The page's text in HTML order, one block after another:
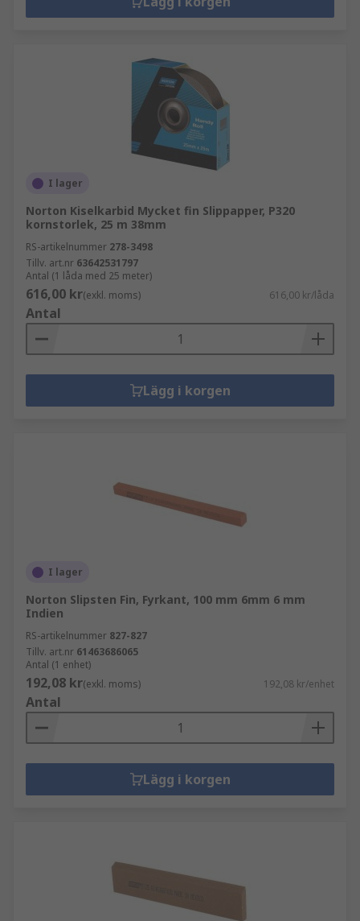
I lager
Norton Kiselkarbid Mycket fin Slippapper, P320
kornstorlek, 25 m 38mm
RS-artikelnummer 278-3498
Tillv. art.nr 63642531797
Antal (1 låda med 25 meter)
616,00 kr(exkl. moms) 616,00 kr/låda
Antal
Lägg i korgen
I lager
Norton Slipsten Fin, Fyrkant, 100 mm 6mm 6 mm
Indien
RS-artikelnummer 827-827
Tillv. art.nr 61463686065
Antal (1 enhet)
192,08 kr(exkl. moms) 192,08 kr/enhet
Antal
Lägg i korgen